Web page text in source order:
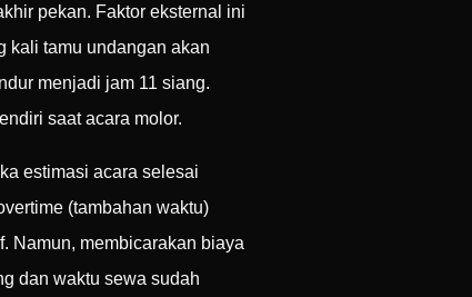
pekan. Faktor eksternal ini
kali tamu undangan akan
menjadi jam 11 siang.
saat acara molor.
estimasi acara selesai
(tambahan waktu)
Namun, membicarakan biaya
dan waktu sewa sudah